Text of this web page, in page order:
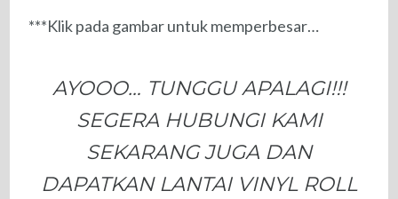
***Klik pada gambar untuk memperbesar…
AYOOO… TUNGGU APALAGI!!!
SEGERA HUBUNGI KAMI
SEKARANG JUGA DAN
DAPATKAN LANTAI VINYL ROLL